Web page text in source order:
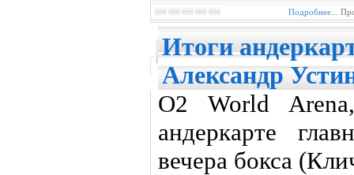
Подробнее...
Итоги
Александр
O2 World
андеркарте
вечера бокса